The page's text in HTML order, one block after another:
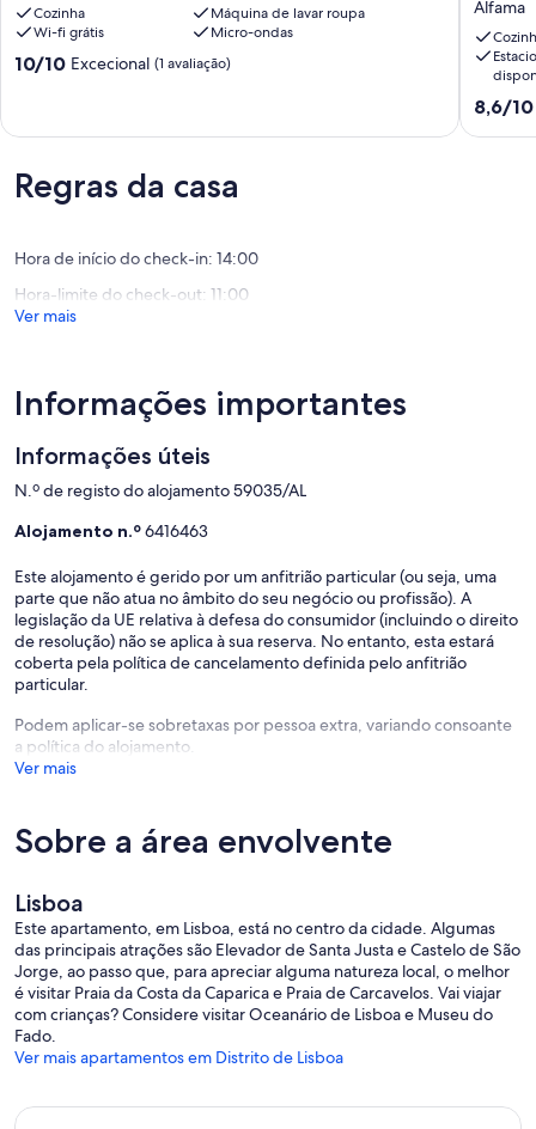
Castle
Flat
Castelo
Cozinha
Máquina de lavar roupa
Wi-fi grátis
Micro-ondas
Pontuação
máximo
de
(1
10/10 Excecional (1 avaliação)
and
Homely
near
Alfama
Alfama
8,6/10
Regras da casa
Hora de início do check-in: 14:00
Hora-limite do check-out: 11:00
Ver mais
Informações importantes
Informações úteis
N.º de registo do alojamento 59035/AL
Alojamento n.º6416463
Este alojamento é gerido por um anfitrião particular (ou seja, uma
parte que não atua no âmbito do seu negócio ou profissão). A
legislação da UE relativa à defesa do consumidor (incluindo o direito
de resolução) não se aplica à sua reserva. No entanto, esta estará
coberta pela política de cancelamento definida pelo anfitrião
particular.
Podem aplicar-se sobretaxas por pessoa extra, variando consoante
a política do alojamento.
Ver mais
Sobre a área envolvente
Lisboa
Este apartamento, em Lisboa, está no centro da cidade. Algumas
das principais atrações são Elevador de Santa Justa e Castelo de São
Jorge, ao passo que, para apreciar alguma natureza local, o melhor
é visitar Praia da Costa da Caparica e Praia de Carcavelos. Vai viajar
com crianças? Considere visitar Oceanário de Lisboa e Museu do
Fado.
Ver mais apartamentos em Distrito de Lisboa